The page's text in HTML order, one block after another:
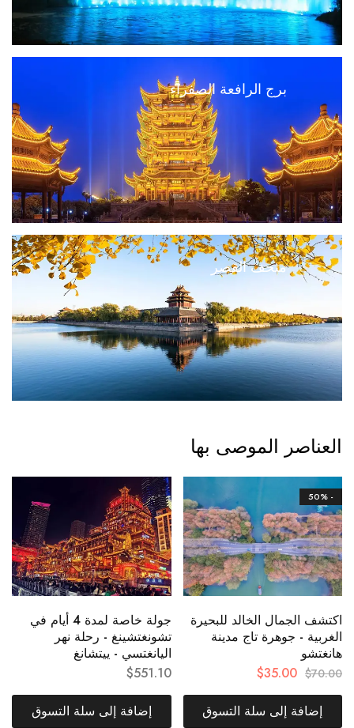
برج الرافعة الصفراء
متحف القصر
العناصر الموصى بها
- 50%
اكتشف الجمال الخالد للبحيرة
الغربية - جوهرة تاج مدينة
هانغتشو
$70.00
$35.00
إضافة إلى سلة التسوق
جولة خاصة لمدة 4 أيام في
تشونغتشينغ - رحلة نهر
اليانغتسي - ييتشانغ
$551.10
إضافة إلى سلة التسوق